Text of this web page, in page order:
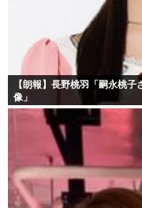
【朗報】長野桃羽「嗣永桃
像」